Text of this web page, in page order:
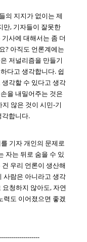
의 지지가 없이는 제
만, 기자들이 잘못한
사에 대해서는 좀 더
? 아직도 언론계에는
저널리즘을 만들기
다고 생각합니다. 쉽
각할 수 있다고 생각
을 내밀어주는 것은
지 않은 것이 시민-기
각합니다.
기자 개인의 문제로
자는 뒤로 숨을 수 있
우리 언론이 생산해
사람은 아니라고 생각
요청하지 않아도, 자연
력도 이어졌으면 좋겠